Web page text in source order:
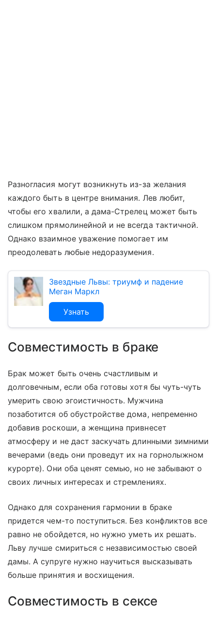
Разногласия могут возникнуть из-за желания
каждого быть в центре внимания. Лев любит,
чтобы его хвалили, а дама-Стрелец может быть
слишком прямолинейной и не всегда тактичной.
Однако взаимное уважение помогает им
преодолевать любые недоразумения.
Звездные Львы: триумф и падение
Меган Маркл
Узнать
Совместимость в браке
Брак может быть очень счастливым и
долговечным, если оба готовы хотя бы чуть-чуть
умерить свою эгоистичность. Мужчина
позаботится об обустройстве дома, непременно
добавив роскоши, а женщина привнесет
атмосферу и не даст заскучать длинными зимними
вечерами (ведь они проведут их на горнолыжном
курорте). Они оба ценят семью, но не забывают о
своих личных интересах и стремлениях.
Однако для сохранения гармонии в браке
придется чем-то поступиться. Без конфликтов все
равно не обойдется, но нужно уметь их решать.
Льву лучше смириться с независимостью своей
дамы. А супруге нужно научиться высказывать
больше принятия и восхищения.
Совместимость в сексе